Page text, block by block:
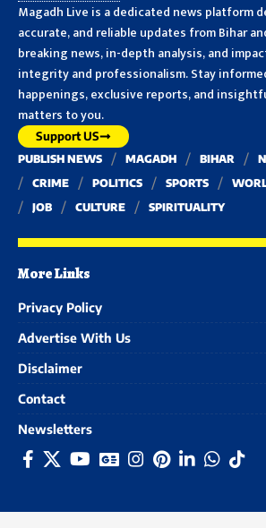
Magadh Live is a dedicated news platform
accurate, and reliable updates from Bihar
breaking news, in-depth analysis, and
integrity and professionalism. Stay
happenings, exclusive reports, and
matters to you.
Support US
PUBLISH NEWS MAGADH BIHAR
CRIME
POLITICS SPORTS
JOB
CULTURE SPIRITUALITY
More Links
Privacy Policy
Advertise With Us
Disclaimer
Contact
Newsletters